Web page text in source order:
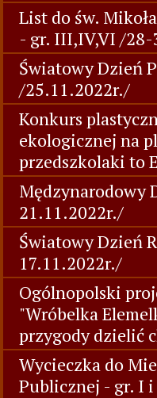
List do św.
- gr. III,IV,VI /
Światowy Dzień
/25.11.2022r./
Konkurs
ekologicznej na
przedszkolaki to
Mędzynarodowy
21.11.2022r./
Światowy Dzień
17.11.2022r./
Ogólnopolski
"Wróbelka
przygody dzielić
Wycieczka do
Publicznej - gr. I